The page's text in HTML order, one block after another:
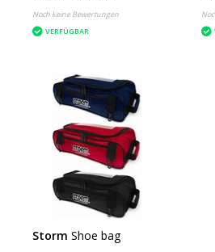
Noch keine Bewertungen
VERFÜGBAR
Storm Shoe bag